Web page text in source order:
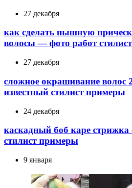
27 декабря
как сделать пышную
волосы — фото работ
27 декабря
сложное окрашивание волос
известный стилист примеры
24 декабря
каскадный боб каре
стилист примеры
9 января